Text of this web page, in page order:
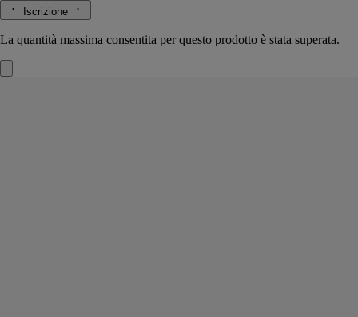
Iscrizione
La quantità massima consentita per questo prodotto è stata superata.